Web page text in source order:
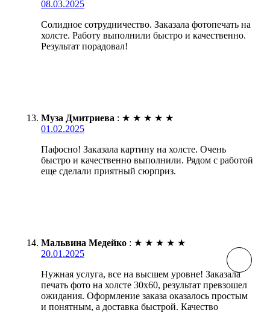
08.03.2025
Солидное сотрудничество. Заказала фотопечать на
холсте. Работу выполнили быстро и качественно.
Результат порадовал!
Муза Дмитриева : ★ ★ ★ ★ ★
01.02.2025
Пафосно! Заказала картину на холсте. Очень
быстро и качественно выполнили. Рядом с работой
еще сделали приятный сюрприз.
Мальвина Медейко : ★ ★ ★ ★ ★
20.01.2025
Нужная услуга, все на высшем уровне! Заказала
печать фото на холсте 30х60, результат превзошел
ожидания. Оформление заказа оказалось простым
и понятным, а доставка быстрой. Качество